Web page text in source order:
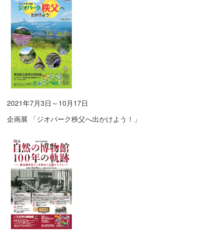
2021年7月3日～10月17日
企画展 「ジオパーク秩父へ出かけよう！」